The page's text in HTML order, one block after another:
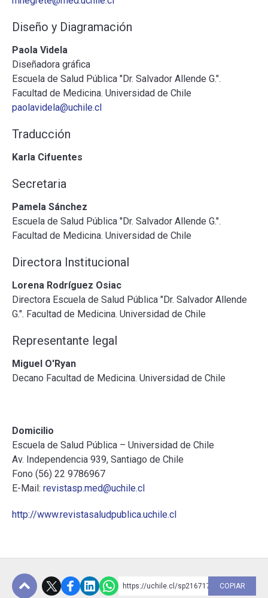
Diseño y Diagramación
Paola Videla
Diseñadora gráfica
Escuela de Salud Pública "Dr. Salvador Allende G.".
Facultad de Medicina. Universidad de Chile
paolavidela@uchile.cl
Traducción
Karla Cifuentes
Secretaria
Pamela Sánchez
Escuela de Salud Pública "Dr. Salvador Allende G.".
Facultad de Medicina. Universidad de Chile
Directora Institucional
Lorena Rodríguez Osiac
Directora Escuela de Salud Pública "Dr. Salvador Allende
G.". Facultad de Medicina. Universidad de Chile
Representante legal
Miguel O'Ryan
Decano Facultad de Medicina. Universidad de Chile
Domicilio
Escuela de Salud Pública – Universidad de Chile
Av. Independencia 939, Santiago de Chile
Fono (56) 22 9786967
E-Mail: revistasp.med@uchile.cl
http://www.revistasaludpublica.uchile.cl
https://uchile.cl/sp216717 COPIAR